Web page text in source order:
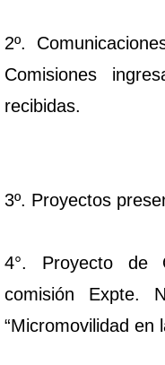
2º.
Comisiones
recibidas.
3º. Proyectos
4°. Proyecto de
comisión Expte.
“Micromovilidad en